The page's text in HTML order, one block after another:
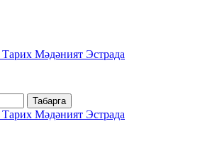
Тарих Мәдәният Эстрада
Табарга
Тарих Мәдәният Эстрада